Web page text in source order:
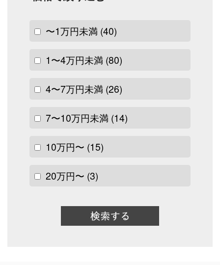
〜1万円未満 (40)
1〜4万円未満 (80)
4〜7万円未満 (26)
7〜10万円未満 (14)
10万円〜 (15)
20万円〜 (3)